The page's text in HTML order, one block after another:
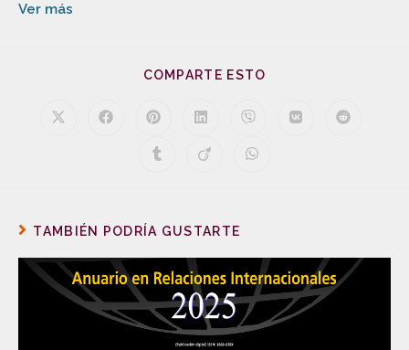
Ver más
COMPARTE ESTO
TAMBIÉN PODRÍA GUSTARTE